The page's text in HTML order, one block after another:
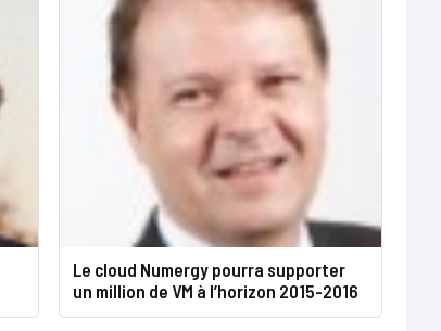
Le cloud Numergy pourra supporter
un million de VM à l’horizon 2015-2016